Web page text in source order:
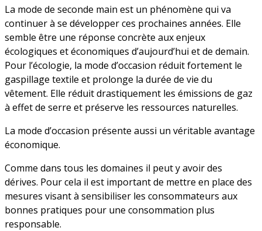
La mode de seconde main est un phénomène qui va
continuer à se développer ces prochaines années. Elle
semble être une réponse concrète aux enjeux
écologiques et économiques d’aujourd’hui et de demain.
Pour l’écologie, la mode d’occasion réduit fortement le
gaspillage textile et prolonge la durée de vie du
vêtement. Elle réduit drastiquement les émissions de gaz
à effet de serre et préserve les ressources naturelles.
La mode d’occasion présente aussi un véritable avantage
économique.
Comme dans tous les domaines il peut y avoir des
dérives. Pour cela il est important de mettre en place des
mesures visant à sensibiliser les consommateurs aux
bonnes pratiques pour une consommation plus
responsable.